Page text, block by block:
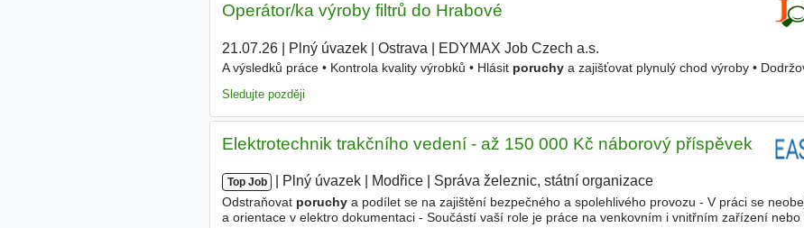
Operátor/ka výroby filtrů do Hrabové
21.07.26| Plný úvazek| Ostrava EDYMAX Job Czech a.s.
A výsledků práce • Kontrola kvality výrobků • Hlásit poruchya zajišťovat plynulý chod výroby •
Sledujte později
Elektrotechnik trakčního vedení - až 150 000 Kč náborový příspěvek
Top Job Plný úvazek Modřice Správa železnic, státní organizace
Odstraňovat poruchya podílet se na zajištění bezpečného a spolehlivého provozu - V práci se
a orientace v elektro dokumentaci - Součástí vaší role je práce na venkovním i vnitřním zařízení nebo